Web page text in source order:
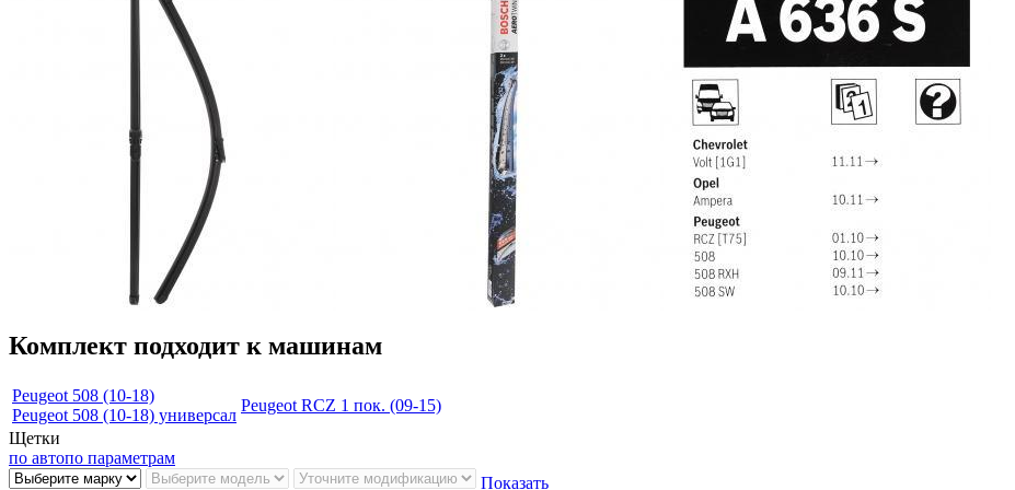
Комплект подходит к машинам
Peugeot 508 (10-18)
Peugeot 508 (10-18) универсал
Peugeot RCZ 1 пок. (09-15)
Щетки
по автопо параметрам
Показать